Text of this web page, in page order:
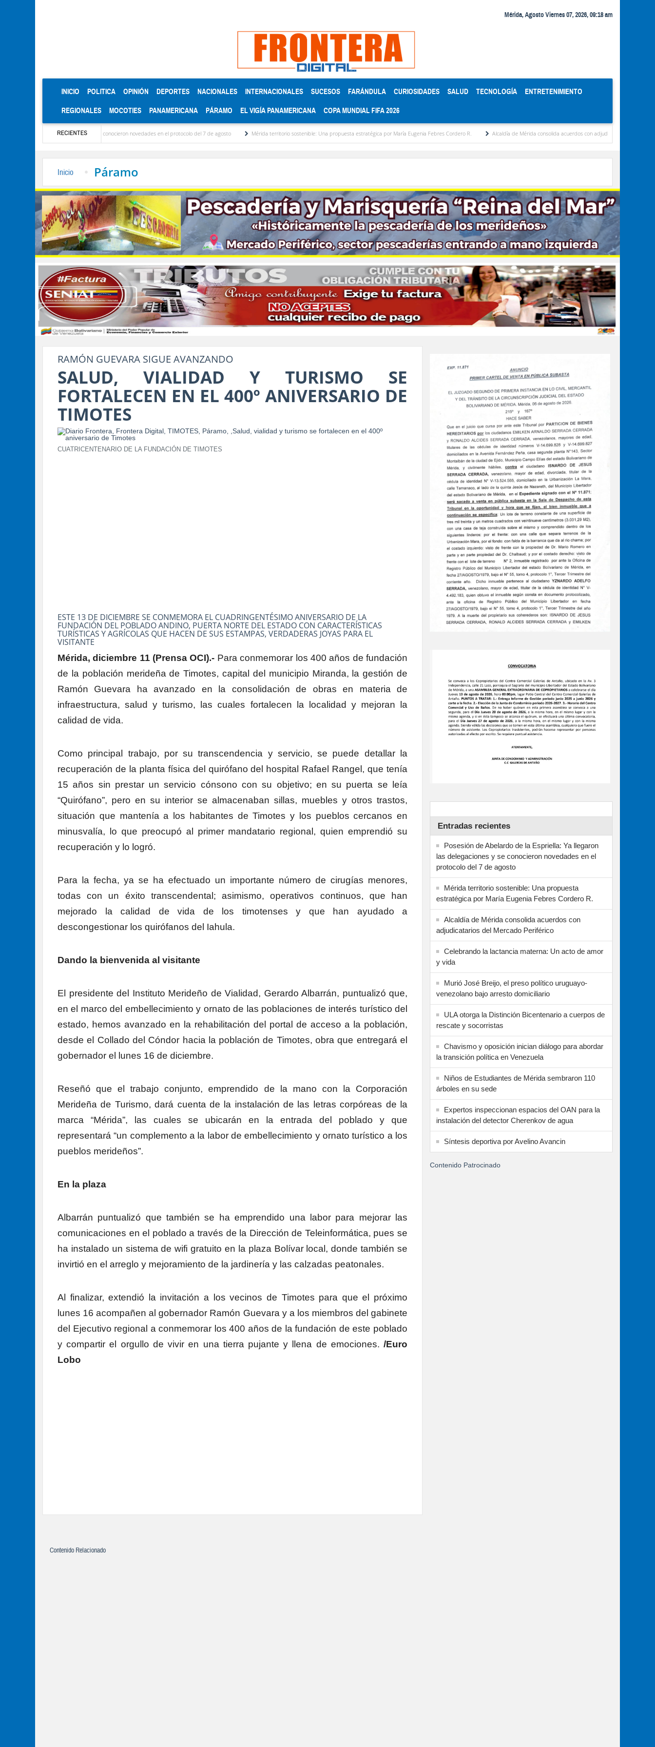
Mérida, Agosto Viernes 07, 2026, 09:18 am
INICIO (CURRENT)
POLITICA OPINIÓN DEPORTES NACIONALES INTERNACIONALES SUCESOS FARÁNDULA CURIOSIDADES SALUD TECNOLOGÍA ENTRETENIMIENTO
REGIONALES MOCOTIES PANAMERICANA PÁRAMO EL VIGÍA PANAMERICANA COPA MUNDIAL FIFA 2026
RECIENTES
las delegaciones y se conocieron novedades en el protocolo del 7 de agosto Mérida territorio sostenible: Una propuesta estratégica por María Eugenia Febres Cordero R. Alcaldía de Mérida consolida acuerdos con adjudicatarios del Mercado Periférico
Inicio Páramo
RAMÓN GUEVARA SIGUE AVANZANDO
SALUD, VIALIDAD Y TURISMO SE
FORTALECEN EN EL 400º ANIVERSARIO DE
TIMOTES
CUATRICENTENARIO DE LA FUNDACIÓN DE TIMOTES
ESTE 13 DE DICIEMBRE SE CONMEMORA EL CUADRINGENTÉSIMO ANIVERSARIO DE LA
FUNDACIÓN DEL POBLADO ANDINO, PUERTA NORTE DEL ESTADO CON CARACTERÍSTICAS
TURÍSTICAS Y AGRÍCOLAS QUE HACEN DE SUS ESTAMPAS, VERDADERAS JOYAS PARA EL
VISITANTE
Mérida, diciembre 11 (Prensa OCI).- Para conmemorar los 400 años de fundación
de la población merideña de Timotes, capital del municipio Miranda, la gestión de
Ramón Guevara ha avanzado en la consolidación de obras en materia de
infraestructura, salud y turismo, las cuales fortalecen la localidad y mejoran la
calidad de vida.
Como principal trabajo, por su transcendencia y servicio, se puede detallar la
recuperación de la planta física del quirófano del hospital Rafael Rangel, que tenía
15 años sin prestar un servicio cónsono con su objetivo; en su puerta se leía
“Quirófano”, pero en su interior se almacenaban sillas, muebles y otros trastos,
situación que mantenía a los habitantes de Timotes y los pueblos cercanos en
minusvalía, lo que preocupó al primer mandatario regional, quien emprendió su
recuperación y lo logró.
Para la fecha, ya se ha efectuado un importante número de cirugías menores,
todas con un éxito transcendental; asimismo, operativos continuos, que han
mejorado la calidad de vida de los timotenses y que han ayudado a
descongestionar los quirófanos del Iahula.
Dando la bienvenida al visitante
El presidente del Instituto Merideño de Vialidad, Gerardo Albarrán, puntualizó que,
en el marco del embellecimiento y ornato de las poblaciones de interés turístico del
estado, hemos avanzado en la rehabilitación del portal de acceso a la población,
desde el Collado del Cóndor hacia la población de Timotes, obra que entregará el
gobernador el lunes 16 de diciembre.
Reseñó que el trabajo conjunto, emprendido de la mano con la Corporación
Merideña de Turismo, dará cuenta de la instalación de las letras corpóreas de la
marca “Mérida”, las cuales se ubicarán en la entrada del poblado y que
representará “un complemento a la labor de embellecimiento y ornato turístico a los
pueblos merideños”.
En la plaza
Albarrán puntualizó que también se ha emprendido una labor para mejorar las
comunicaciones en el poblado a través de la Dirección de Teleinformática, pues se
ha instalado un sistema de wifi gratuito en la plaza Bolívar local, donde también se
invirtió en el arreglo y mejoramiento de la jardinería y las calzadas peatonales.
Al finalizar, extendió la invitación a los vecinos de Timotes para que el próximo
lunes 16 acompañen al gobernador Ramón Guevara y a los miembros del gabinete
del Ejecutivo regional a conmemorar los 400 años de la fundación de este poblado
y compartir el orgullo de vivir en una tierra pujante y llena de emociones. /Euro
Lobo
Entradas recientes
Posesión de Abelardo de la Espriella: Ya llegaron
las delegaciones y se conocieron novedades en el
protocolo del 7 de agosto
Mérida territorio sostenible: Una propuesta
estratégica por María Eugenia Febres Cordero R.
Alcaldía de Mérida consolida acuerdos con
adjudicatarios del Mercado Periférico
Celebrando la lactancia materna: Un acto de amor
y vida
Murió José Breijo, el preso político uruguayo-
venezolano bajo arresto domiciliario
ULA otorga la Distinción Bicentenario a cuerpos de
rescate y socorristas
Chavismo y oposición inician diálogo para abordar
la transición política en Venezuela
Niños de Estudiantes de Mérida sembraron 110
árboles en su sede
Expertos inspeccionan espacios del OAN para la
instalación del detector Cherenkov de agua
Síntesis deportiva por Avelino Avancin
Contenido Patrocinado
Contenido Relacionado